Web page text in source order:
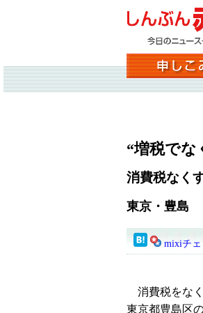
“増税でな
消費税なく
東京・豊島
mixiチェ
消費税をなく
東京都豊島区